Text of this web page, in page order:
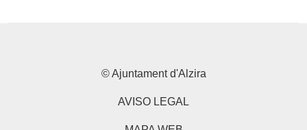
© Ajuntament d'Alzira
AVISO LEGAL